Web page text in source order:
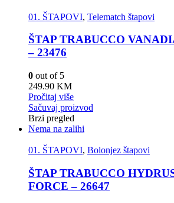
01. ŠTAPOVI, Telematch štapovi
ŠTAP TRABUCCO
– 23476
0 out of 5
249.90 KM
Pročitaj više
Sačuvaj proizvod
Brzi pregled
Nema na zalihi
01. ŠTAPOVI, Bolonjez štapovi
ŠTAP TRABUCCO
FORCE – 26647